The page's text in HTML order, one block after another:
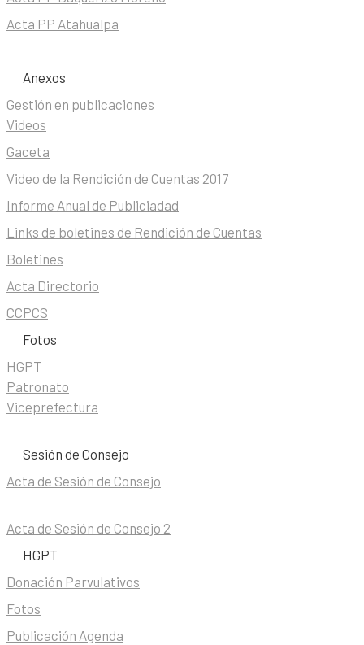
Acta PP Atahualpa
Anexos
Gestión en publicaciones
Videos
Gaceta
Video de la Rendición de Cuentas 2017
Informe Anual de Publiciadad
Links de boletines de Rendición de Cuentas
Boletines
Acta Directorio
CCPCS
Fotos
HGPT
Patronato
Viceprefectura
Sesión de Consejo
Acta de Sesión de Consejo
Acta de Sesión de Consejo 2
HGPT
Donación Parvulativos
Fotos
Publicación Agenda